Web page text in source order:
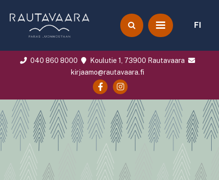
FI
040 860 8000
Koulutie 1, 73900 Rautavaara
kirjaamo@rautavaara.fi